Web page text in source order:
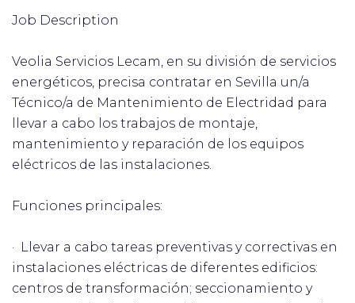
Job Description
Veolia Servicios Lecam, en su división de servicios
energéticos, precisa contratar en Sevilla un/a
Técnico/a de Mantenimiento de Electridad para
llevar a cabo los trabajos de montaje,
mantenimiento y reparación de los equipos
eléctricos de las instalaciones.
Funciones principales:
· Llevar a cabo tareas preventivas y correctivas en
instalaciones eléctricas de diferentes edificios:
centros de transformación; seccionamiento y